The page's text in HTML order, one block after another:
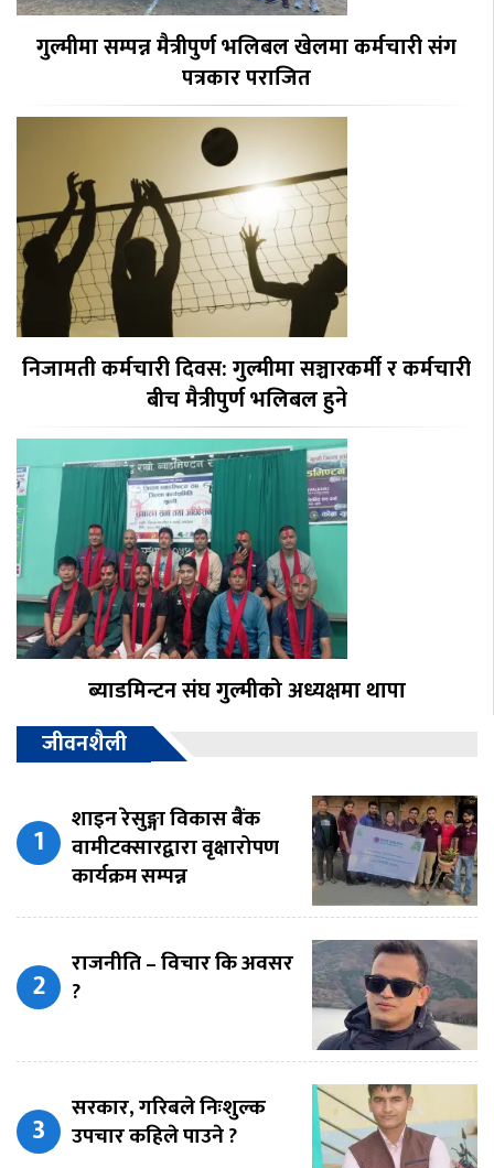
गुल्मीमा सम्पन्न मैत्रीपुर्ण भलिबल खेलमा कर्मचारी संग
पत्रकार पराजित
निजामती कर्मचारी दिवस: गुल्मीमा सञ्चारकर्मी र कर्मचारी
बीच मैत्रीपुर्ण भलिबल हुने
ब्याडमिन्टन संघ गुल्मीको अध्यक्षमा थापा
जीवनशैली
शाइन रेसुङ्गा विकास बैंक
वामीटक्सारद्वारा वृक्षारोपण
कार्यक्रम सम्पन्न
राजनीति – विचार कि अवसर
?
सरकार, गरिबले निःशुल्क
उपचार कहिले पाउने ?